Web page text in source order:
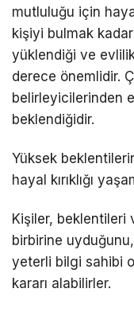
mutluluğu için
kişiyi bulmak
yüklendiği ve
derece önemlidir.
belirleyicilerinden
beklendiğidir.
Yüksek
hayal kırıklığı
Kişiler, beklentileri
birbirine
yeterli bilgi sahibi
kararı alabilirler.